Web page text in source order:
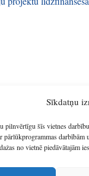
Sīkdatņu
pilnvērtīgu šīs vietnes
pārlūkprogrammas
no vietnē piedāvātajām